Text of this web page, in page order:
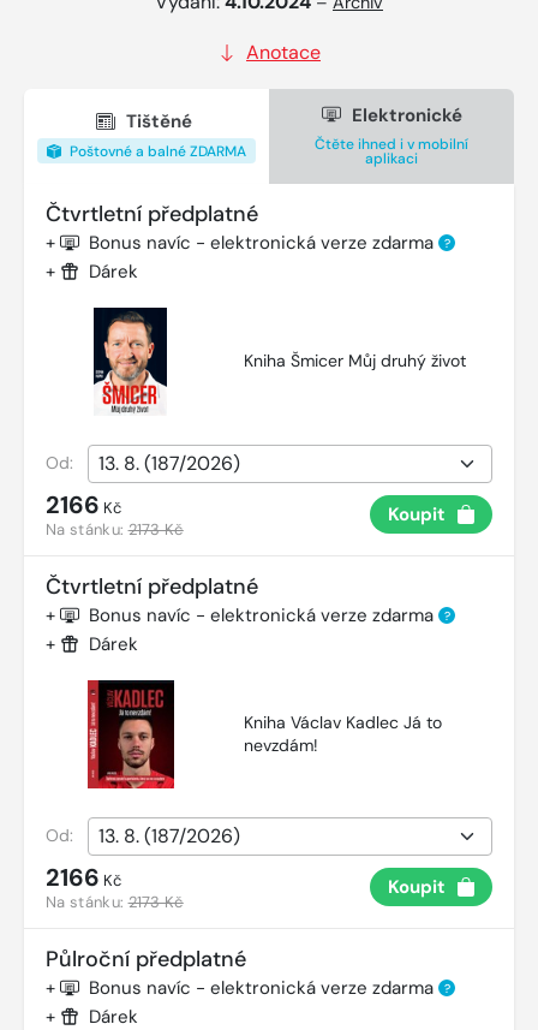
Anotace
Tištěné
Poštovné a balné ZDARMA
Elektronické
Čtěte ihned i v mobilní
aplikaci
Čtvrtletní předplatné
+ Bonus navíc - elektronická verze zdarma ?
+ Dárek
Kniha Šmicer Můj druhý život
Od:
2166 Kč
Na stánku:2173 Kč
Koupit
Čtvrtletní předplatné
+ Bonus navíc - elektronická verze zdarma ?
+ Dárek
Kniha Václav Kadlec Já to
nevzdám!
Od:
2166 Kč
Na stánku:2173 Kč
Koupit
Půlroční předplatné
+ Bonus navíc - elektronická verze zdarma ?
+ Dárek